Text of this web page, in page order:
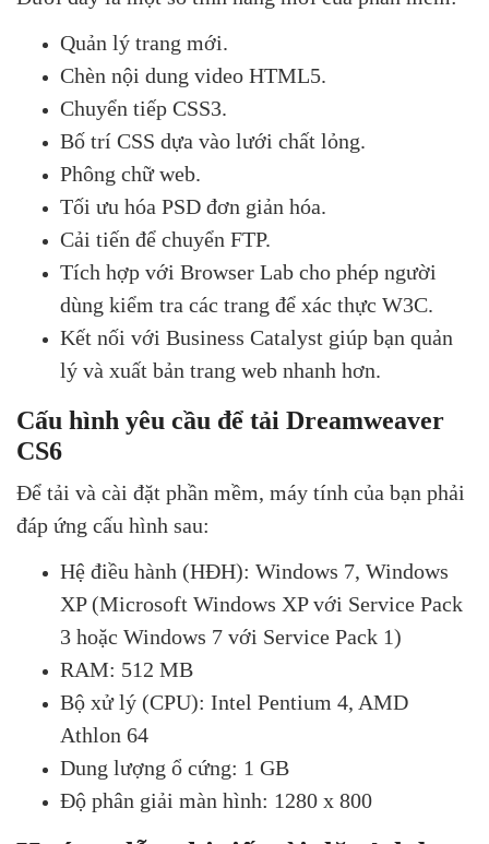
Quản lý trang mới.
Chèn nội dung video HTML5.
Chuyển tiếp CSS3.
Bố trí CSS dựa vào lưới chất lỏng.
Phông chữ web.
Tối ưu hóa PSD đơn giản hóa.
Cải tiến để chuyển FTP.
Tích hợp với Browser Lab cho phép người
dùng kiểm tra các trang để xác thực W3C.
Kết nối với Business Catalyst giúp bạn quản
lý và xuất bản trang web nhanh hơn.
Cấu hình yêu cầu để tải Dreamweaver
CS6
Để tải và cài đặt phần mềm, máy tính của bạn phải
đáp ứng cấu hình sau:
Hệ điều hành (HĐH): Windows 7, Windows
XP (Microsoft Windows XP với Service Pack
3 hoặc Windows 7 với Service Pack 1)
RAM: 512 MB
Bộ xử lý (CPU): Intel Pentium 4, AMD
Athlon 64
Dung lượng ổ cứng: 1 GB
Độ phân giải màn hình: 1280 x 800